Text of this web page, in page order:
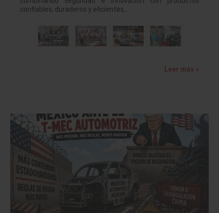
confiables, duraderos y eficientes,…
Leer más »